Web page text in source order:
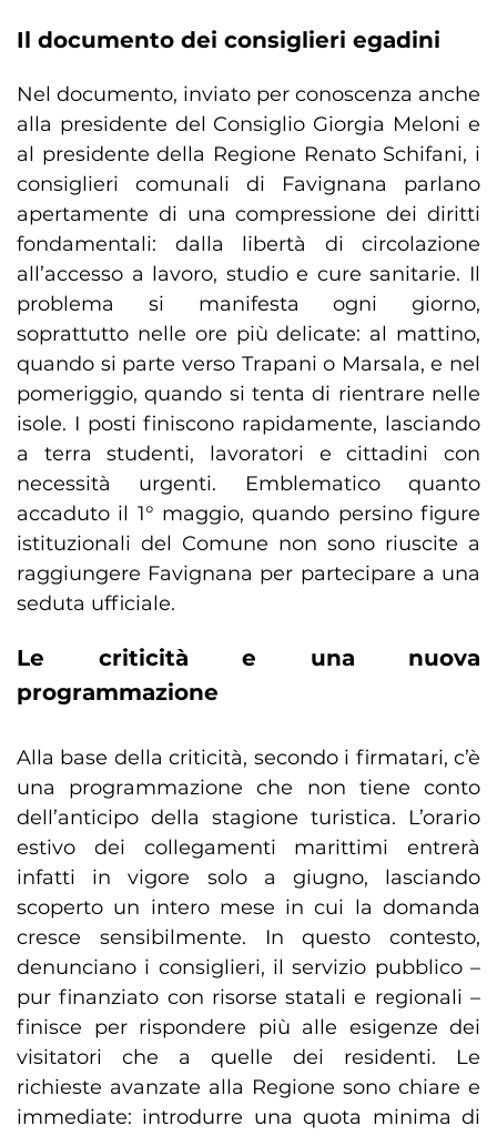
Il documento dei consiglieri egadini
Nel documento, inviato per conoscenza anche
alla presidente del Consiglio Giorgia Meloni e
al presidente della Regione Renato Schifani, i
consiglieri comunali di Favignana parlano
apertamente di una compressione dei diritti
fondamentali: dalla libertà di circolazione
all’accesso a lavoro, studio e cure sanitarie. Il
problema si manifesta ogni giorno,
soprattutto nelle ore più delicate: al mattino,
quando si parte verso Trapani o Marsala, e nel
pomeriggio, quando si tenta di rientrare nelle
isole. I posti finiscono rapidamente, lasciando
a terra studenti, lavoratori e cittadini con
necessità urgenti. Emblematico quanto
accaduto il 1° maggio, quando persino figure
istituzionali del Comune non sono riuscite a
raggiungere Favignana per partecipare a una
seduta ufficiale.
Le criticità e una nuova
programmazione
Alla base della criticità, secondo i firmatari, c’è
una programmazione che non tiene conto
dell’anticipo della stagione turistica. L’orario
estivo dei collegamenti marittimi entrerà
infatti in vigore solo a giugno, lasciando
scoperto un intero mese in cui la domanda
cresce sensibilmente. In questo contesto,
denunciano i consiglieri, il servizio pubblico –
pur finanziato con risorse statali e regionali –
finisce per rispondere più alle esigenze dei
visitatori che a quelle dei residenti. Le
richieste avanzate alla Regione sono chiare e
immediate: introdurre una quota minima di